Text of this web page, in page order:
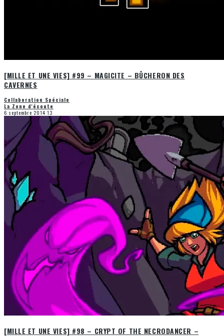
[MILLE ET UNE VIES] #99 – MAGICITE – BÛCHERON DES
CAVERNES
Collaboration Spéciale
La Zone d'écoute
6 septembre 2014 13
[MILLE ET UNE VIES] #98 – CRYPT OF THE NECRODANCER –